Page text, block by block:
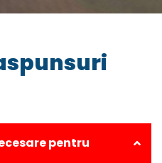
pentru